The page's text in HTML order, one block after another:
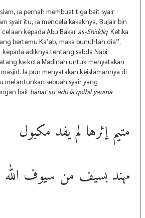
ia pernah membuat tiga bait syair
syair itu, ia mencela kakaknya, Bujair bin
kepada Abu Bakar as-Shiddiq. Ketika
bertemu Ka’ab, maka bunuhlah dia”.
adiknya tentang sabda Nabi
ke kota Madinah untuk menyatakan
Ia pun menyatakan keislamannya di
melantunkan sebuah syair yang
bait banat su’adu fa qolbil yauma
متيم إثرها لم يفد مكبول
مهند بسيف من سيوف